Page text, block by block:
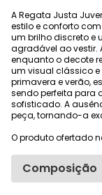
A Regata Justa
estilo e conforto
um brilho discreto e
agradável ao vestir.
enquanto o decote
um visual clássico
primavera e verão,
sendo perfeita para
sofisticado. A
peça, tornando-a
O produto ofertado
Composição